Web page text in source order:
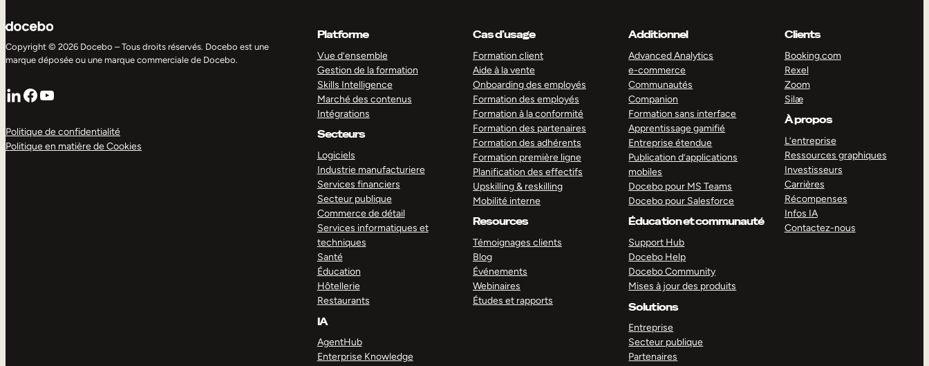
Copyright © 2026 Docebo – Tous droits réservés. Docebo est une
marque déposée ou une marque commerciale de Docebo.
LinkedIn
Facebook
YouTube
Politique de confidentialité
Politique en matière de Cookies
Platforme
Vue d’ensemble
Gestion de la formation
Skills Intelligence
Marché des contenus
Intégrations
Secteurs
Logiciels
Industrie manufacturiere
Services financiers
Secteur publique
Commerce de détail
Services informatiques et
techniques
Santé
Éducation
Hôtellerie
Restaurants
IA
AgentHub
Enterprise Knowledge
Cas d’usage
Formation client
Aide à la vente
Onboarding des employés
Formation des employés
Formation à la conformité
Formation des partenaires
Formation des adhérents
Formation première ligne
Planification des effectifs
Upskilling & reskilling
Mobilité interne
Resources
Témoignages clients
Blog
Événements
Webinaires
Études et rapports
Additionnel
Advanced Analytics
e-commerce
Communautés
Companion
Formation sans interface
Apprentissage gamifié
Entreprise étendue
Publication d’applications
mobiles
Docebo pour MS Teams
Docebo pour Salesforce
Éducation et communauté
Support Hub
Docebo Help
Docebo Community
Mises à jour des produits
Solutions
Entreprise
Secteur publique
Partenaires
Clients
Booking.com
Rexel
Zoom
Silæ
À propos
L’entreprise
Ressources graphiques
Investisseurs
Carrières
Récompenses
Infos IA
Contactez-nous